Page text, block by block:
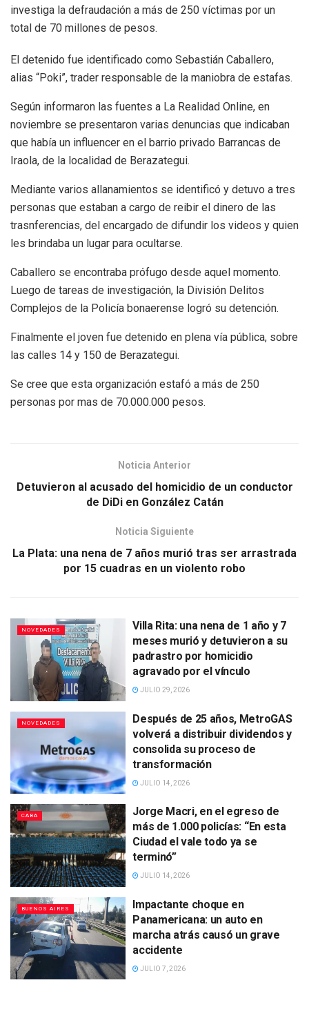
investiga la defraudación a más de 250 víctimas por un
total de 70 millones de pesos.
El detenido fue identificado como Sebastián Caballero,
alias “Poki”, trader responsable de la maniobra de estafas.
Según informaron las fuentes a La Realidad Online, en
noviembre se presentaron varias denuncias que indicaban
que había un influencer en el barrio privado Barrancas de
Iraola, de la localidad de Berazategui.
Mediante varios allanamientos se identificó y detuvo a tres
personas que estaban a cargo de reibir el dinero de las
trasnferencias, del encargado de difundir los videos y quien
les brindaba un lugar para ocultarse.
Caballero se encontraba prófugo desde aquel momento.
Luego de tareas de investigación, la División Delitos
Complejos de la Policía bonaerense logró su detención.
Finalmente el joven fue detenido en plena vía pública, sobre
las calles 14 y 150 de Berazategui.
Se cree que esta organización estafó a más de 250
personas por mas de 70.000.000 pesos.
Noticia Anterior
Detuvieron al acusado del homicidio de un conductor
de DiDi en González Catán
Noticia Siguiente
La Plata: una nena de 7 años murió tras ser arrastrada
por 15 cuadras en un violento robo
NOVEDADES
Villa Rita: una nena de 1 año y 7
meses murió y detuvieron a su
padrastro por homicidio
agravado por el vínculo
JULIO 29, 2026
NOVEDADES
Después de 25 años, MetroGAS
volverá a distribuir dividendos y
consolida su proceso de
transformación
JULIO 14, 2026
CABA
Jorge Macri, en el egreso de
más de 1.000 policías: “En esta
Ciudad el vale todo ya se
terminó”
JULIO 14, 2026
BUENOS AIRES
Impactante choque en
Panamericana: un auto en
marcha atrás causó un grave
accidente
JULIO 7, 2026